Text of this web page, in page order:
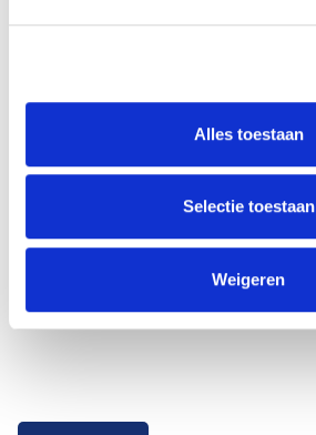
Alles toestaan
Selectie toestaan
Weigeren
Globetrotter reisverzekering